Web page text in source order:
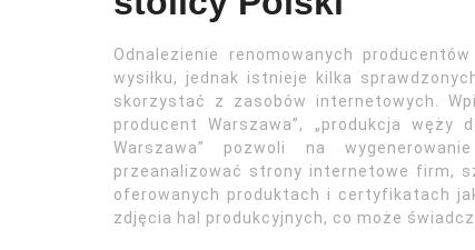
Odnalezienie renomowanych
wysiłku, jednak istnieje kilka
skorzystać z zasobów internetowych.
producent Warszawa”, „produkcja węży
Warszawa” pozwoli na
przeanalizować strony internetowe firm,
oferowanych produktach i certyfikatach
zdjęcia hal produkcyjnych, co może